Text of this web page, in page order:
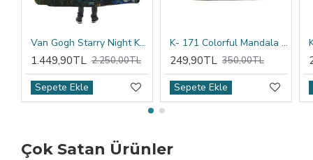
Van Gogh Starry Night Kapşonlu Battaniye
1.449,90TL 2.250,00TL
Sepete Ekle
K- 171 Colorful Mandala Tribal Çift Tarafı Baskılı Kırlent Kılıfı
249,90TL 350,00TL
Sepete Ekle
Çok Satan Ürünler